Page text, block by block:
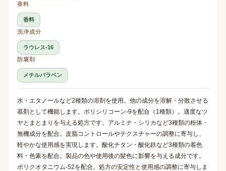
香料
香料
洗浄成分
ラウレス-16
防腐剤
メチルパラベン
水・エタノールなど2種類の溶剤を使用。他の成分を溶解・分散させる
基剤として機能します。ポリシリコーン-9を配合（1種類）。適度なツ
ヤとまとまりを与える処方です。アルミナ・シリカなど3種類の粉体・
無機成分を配合。皮脂コントロールやテクスチャーの調整に寄与し、
軽やかな使用感を実現します。酸化チタン・酸化鉄など3種類の着色
料・色素を配合。製品の色や使用後の髪色に影響を与える成分です。
ポリクオタニウム-52を配合。処方の安定性と使用感の調整に寄与しま